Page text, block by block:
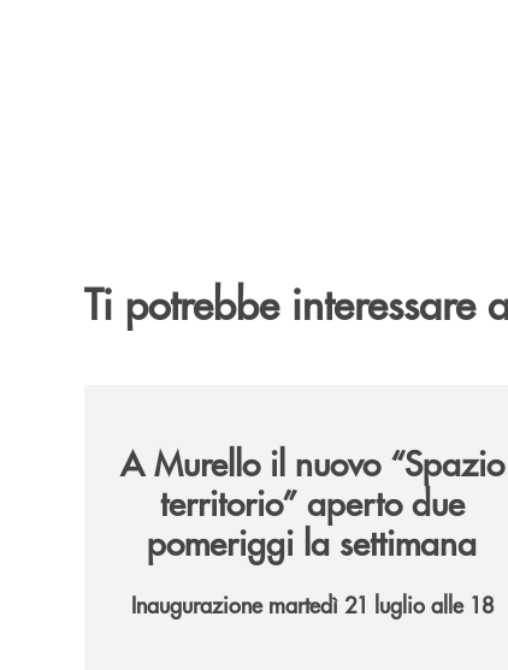
Ti potrebbe interessare
A Murello il nuovo “Spazio
territorio” aperto due
pomeriggi la settimana
Inaugurazione martedì 21 luglio alle 18